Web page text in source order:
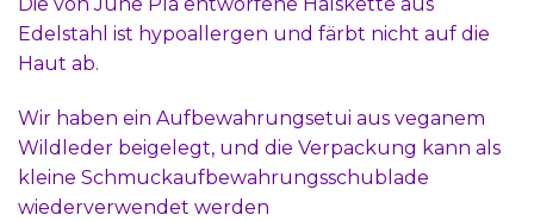
Edelstahl ist hypoallergen und färbt nicht auf die
Haut ab.
Wir haben ein Aufbewahrungsetui aus veganem
Wildleder beigelegt, und die Verpackung kann als
kleine Schmuckaufbewahrungsschublade
wiederverwendet werden